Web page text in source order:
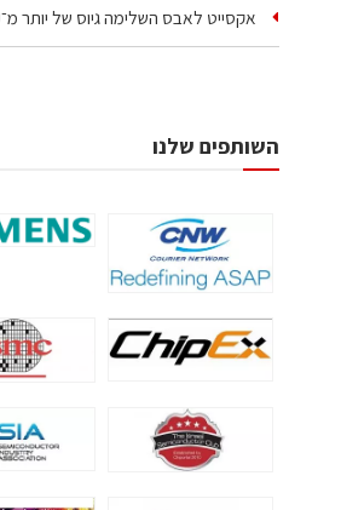
אקסייט לאבס השלימה גיוס של יותר מ־300 מיליון דולר…
השותפים שלנו